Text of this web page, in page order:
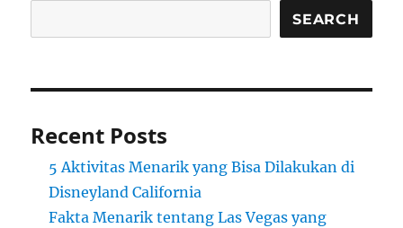
SEARCH
Recent Posts
5 Aktivitas Menarik yang Bisa Dilakukan di
Disneyland California
Fakta Menarik tentang Las Vegas yang